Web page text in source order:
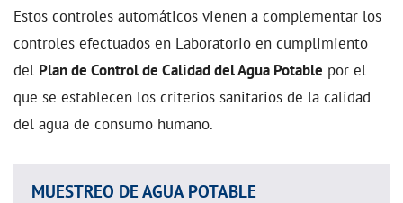
Estos controles automáticos vienen a complementar los
controles efectuados en Laboratorio en cumplimiento
del Plan de Control de Calidad del Agua Potable por el
que se establecen los criterios sanitarios de la calidad
del agua de consumo humano.
MUESTREO DE AGUA POTABLE